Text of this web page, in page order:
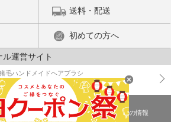
送料・配送
初めての方へ
運営サイト
毛ハンドメイドヘアブラシ
プライバシーポリシー
医薬品販売許可証の情報